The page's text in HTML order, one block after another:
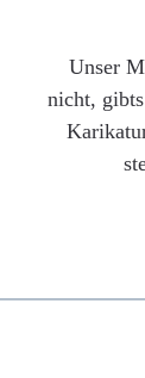
Unser
nicht,